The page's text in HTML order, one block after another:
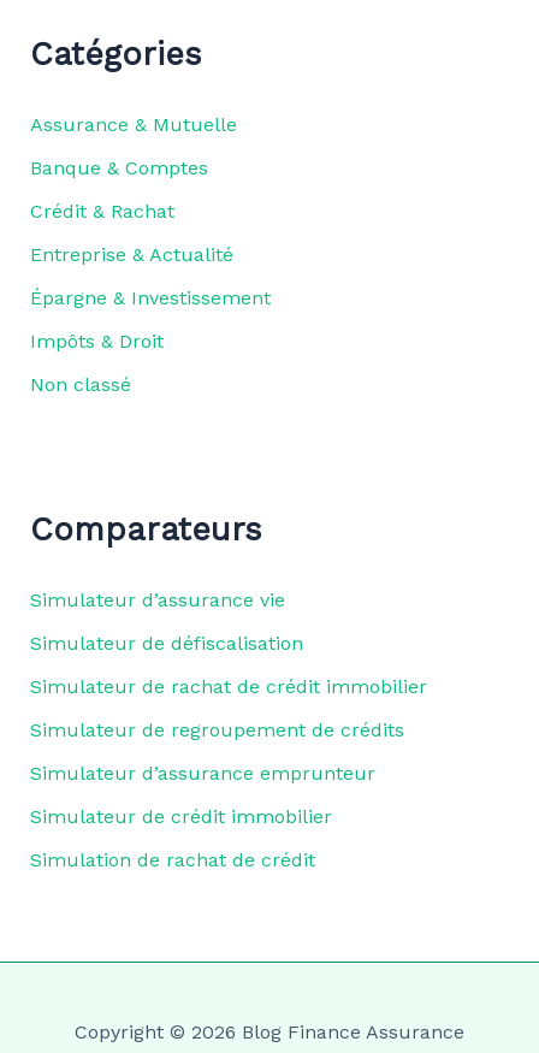
Catégories
Assurance & Mutuelle
Banque & Comptes
Crédit & Rachat
Entreprise & Actualité
Épargne & Investissement
Impôts & Droit
Non classé
Comparateurs
Simulateur d’assurance vie
Simulateur de défiscalisation
Simulateur de rachat de crédit immobilier
Simulateur de regroupement de crédits
Simulateur d’assurance emprunteur
Simulateur de crédit immobilier
Simulation de rachat de crédit
Copyright © 2026 Blog Finance Assurance